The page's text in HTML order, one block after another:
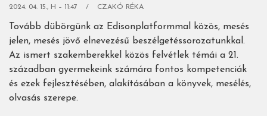
2024. 04. 15., H – 11:47 CZAKÓ RÉKA
Tovább dübörgünk az Edisonplatformmal közös, mesés
jelen, mesés jövő elnevezésű beszélgetéssorozatunkkal.
Az ismert szakemberekkel közös felvétlek témái a 21.
században gyermekeink számára fontos kompetenciák
és ezek fejlesztésében, alakításában a könyvek, mesélés,
olvasás szerepe.